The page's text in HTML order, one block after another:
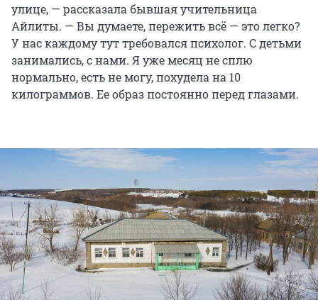
улице, — рассказала бывшая учительница
Айлиты. — Вы думаете, пережить всё — это легко?
У нас каждому тут требовался психолог. С детьми
занимались, с нами. Я уже месяц не сплю
нормально, есть не могу, похудела на 10
килограммов. Ее образ постоянно перед глазами.